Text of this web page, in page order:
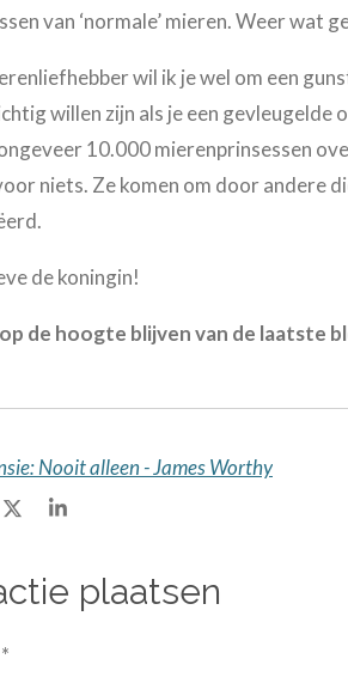
van ‘normale’ mieren. Weer wat
wil ik je wel om een
willen zijn als je een gevleugelde
10.000 mierenprinsessen
niets. Ze komen om door andere
de koningin!
de hoogte blijven van de laatste
Nooit alleen - James Worthy
D
S
e
plaatsen